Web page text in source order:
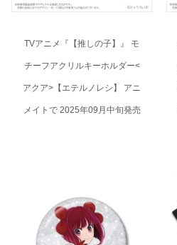
TVアニメ『【推しの子】』 モ
チーフアクリルキーホルダー<
アクア>【エテルノレシ】 アニ
メイトで 2025年09月中旬発売